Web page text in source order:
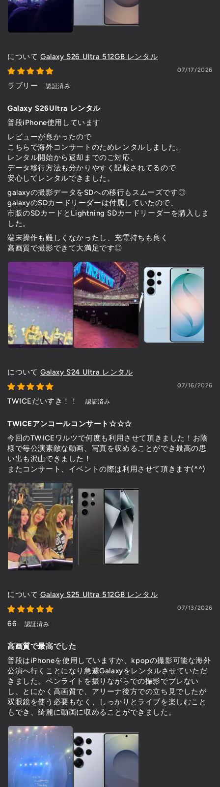
Galaxy S26 Ultra 512GB レンタル
07/17/2026
ラブリー
Galaxy S26Ultra レンタル
普段iPhone使用しています
レビューが良かったので
こちらで海外コンサートのためレンタルしました。
レンタル開始から返却までのご対応、
データ移行方法も分かりやすく記載されてるので
安心してレンタルできました。
galaxyの撮影データをSDへの移行もスムーズです◎
galaxyのSDカードリーダーは付属していたので、
市販のSDカードとLightning SDカードリーダーを購入しま
した。
端末操作も難しくなかったし、充電持ちも良く
高画質で撮影できて大満足です◎
Galaxy S24 Ultra レンタル
07/16/2026
TWICEだいすき！！
TWICEアンコールコンサート☆☆☆
今回のTWICEワルツで何度も利用させて頂きました！お陰
様で毎公演素敵な動画、写真を収めることができ最高の思
い出も沢山できました！
またコンサート、イベントの際は利用させて頂きます(^^)
Galaxy S25 Ultra 512GB レンタル
07/13/2026
66
高画質で最高でした
普段はiPhoneを使用していますか、kpopの撮影可能な海外
公演へ行くことになり急遽Galaxyをレンタルさせていただ
きました。ペンライトを振りながらでの撮影でブレない
し、とにかく高画質で、アリーナ後方での立ち見でしたが
双眼鏡を使う必要もなく、しっかりとライブを楽しむこと
もでき、綺麗に動画に収めることができました。